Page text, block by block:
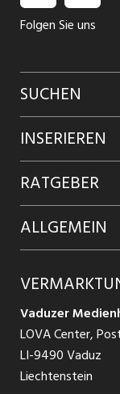
Folgen Sie uns
SUCHEN
Jobs suchen
Jobabo
Firmen entdecken
Jobs in
Jobs in St. Gallen
Jobs in Glarus
Jobs in der
INSERIEREN
Kundenlogin
Inserieren
Produkte
Schnittstelle
RATGEBER
Glossar
Ratgeber
ALLGEMEIN
AGB
Vaduzer
LOVA Center,
LI-9490 Vaduz
Liechtenstein